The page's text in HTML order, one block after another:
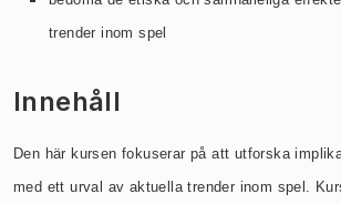
trender inom spel
Innehåll
Den här kursen fokuserar på att utforska
med ett urval av aktuella trender inom spel.